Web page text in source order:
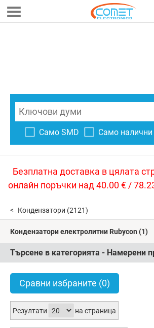
Само SMD Само налични
Безплатна доставка в цялата
онлайн поръчки над 40.00 € /
Кондензатори (2121)
Кондензатори електролитни Rubycon (1)
Търсене в категорията - Намерени
Сравни избраните (0)
Резултати на страница